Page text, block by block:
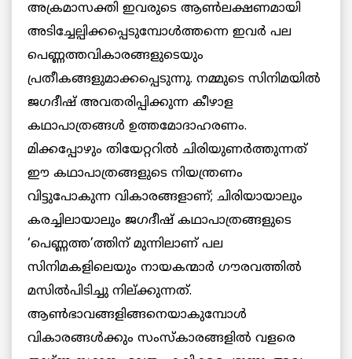
അക്രമാസക്തി ഇവരുടെ ആണ്‍ലക്ഷണമായി
അടിച്ചേല്പിക്കപ്പെടുമ്പോള്‍ത്തന്നെ ഇവര്‍ പല
പെണ്ണത്തവികാരങ്ങളുടെയും
പ്രതീകങ്ങളുമാക്കപ്പെടുന്നു. നമ്മുടെ സിനിമയില്‍
ജഗദീഷ് അവതരിപ്പിക്കുന്ന കീഴാള
കഥാപാത്രങ്ങള്‍ ഉത്തമോദാഹരണം.
മിക്കപ്പോഴും തിയേറ്ററില്‍ ചിരിയുണര്‍ത്തുന്നത്
ഈ കഥാപാത്രങ്ങളുടെ നിയന്ത്രണം
വിട്ടുപോകുന്ന വികാരങ്ങളാണ്; ചിരിയായാലും
കരച്ചിലായാലും ജഗദീഷ് കഥാപാത്രങ്ങളുടെ
‘പെണ്ണത്ത’ത്തിന് മുന്നിലാണ് പല
സിനിമകളിലെയും നായകന്മാര്‍ ഗൗരവത്തില്‍
മസില്‍പിടിച്ചു നില്ക്കുന്നത്.
ആണ്‍ഭാവങ്ങളിങ്ങനെയാകുമ്പോള്‍
വികാരങ്ങള്‍ക്കും സംസ്‌കാരങ്ങളില്‍ വളരെ